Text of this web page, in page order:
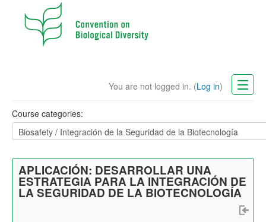
You are not logged in. (Log in)
CBD Website
English (en)
Course categories:
APLICACIÓN: DESARROLLAR UNA
ESTRATEGIA PARA LA INTEGRACIÓN DE
LA SEGURIDAD DE LA BIOTECNOLOGÍA